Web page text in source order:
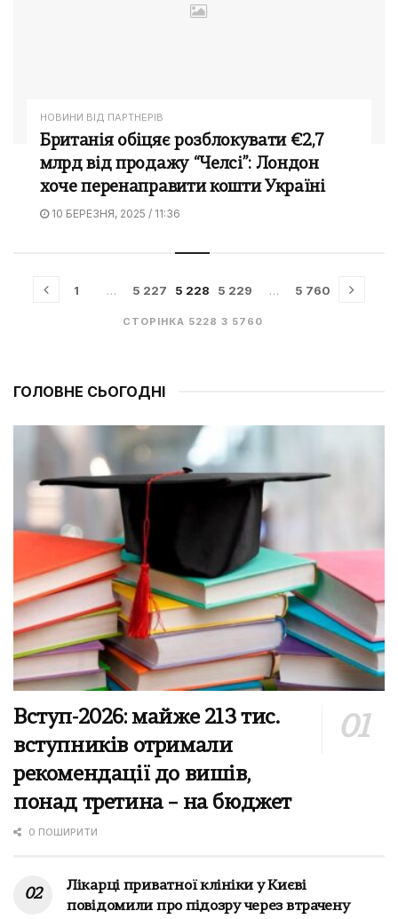
НОВИНИ ВІД ПАРТНЕРІВ
Британія обіцяє розблокувати €2,7
млрд від продажу “Челсі”: Лондон
хоче перенаправити кошти Україні
10 БЕРЕЗНЯ, 2025 / 11:36
СТОРІНКА 5228 З 5760
1 … 5 227 5 228 5 229 … 5 760
ГОЛОВНЕ СЬОГОДНІ
Вступ-2026: майже 213 тис.
вступників отримали
рекомендації до вишів,
понад третина – на бюджет
0 ПОШИРИТИ
Лікарці приватної клініки у Києві
повідомили про підозру через втрачену